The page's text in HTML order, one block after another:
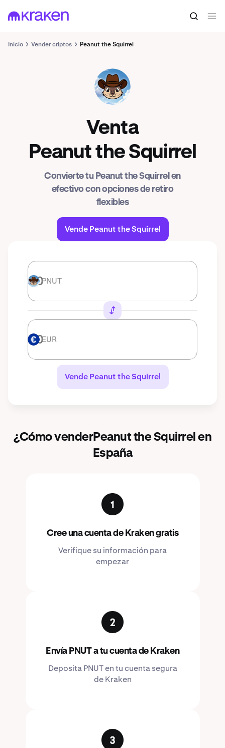
Inicio Vender criptos Peanut the Squirrel
PNUT
Venta
Peanut the Squirrel
Convierte tu Peanut the Squirrel en
efectivo con opciones de retiro
flexibles
Vende Peanut the Squirrel
PNUT PNUT
EUR EUR
Vende Peanut the Squirrel
¿Cómo venderPeanut the Squirrel en
España
Cree una cuenta de Kraken gratis
Verifique su información para
empezar
Envía PNUT a tu cuenta de Kraken
Deposita PNUT en tu cuenta segura
de Kraken